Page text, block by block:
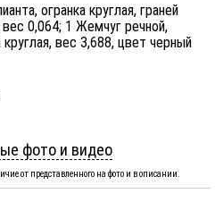
огранка круглая, граней
0,064; 1 Жемчуг речной,
круглая, вес 3,688, цвет черный
фото и видео
от представленного на фото и в описании.